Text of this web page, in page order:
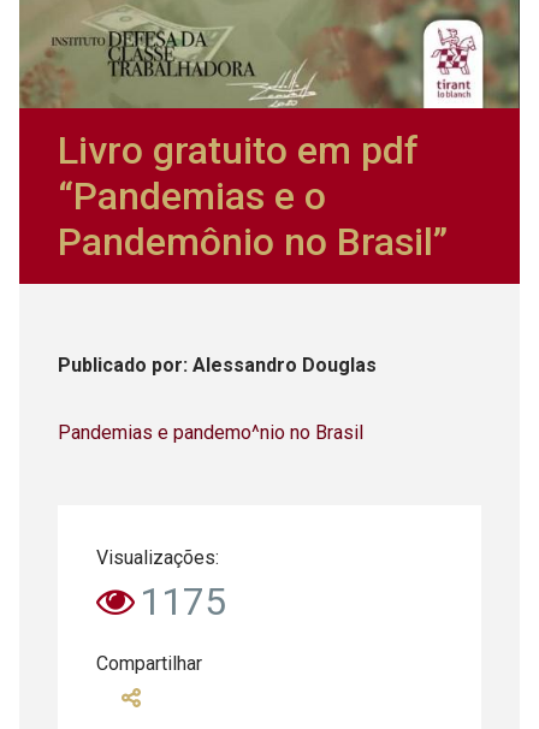
Livro gratuito em pdf
“Pandemias e o
Pandemônio no Brasil”
Publicado por: Alessandro Douglas
Pandemias e pandemo^nio no Brasil
Visualizações:
1175
Compartilhar